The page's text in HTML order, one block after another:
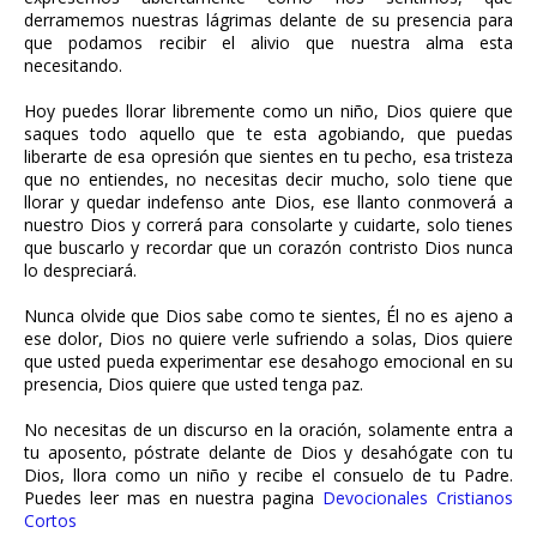
derramemos nuestras lágrimas delante de su presencia para
que podamos recibir el alivio que nuestra alma esta
necesitando.
Hoy puedes llorar libremente como un niño, Dios quiere que
saques todo aquello que te esta agobiando, que puedas
liberarte de esa opresión que sientes en tu pecho, esa tristeza
que no entiendes, no necesitas decir mucho, solo tiene que
llorar y quedar indefenso ante Dios, ese llanto conmoverá a
nuestro Dios y correrá para consolarte y cuidarte, solo tienes
que buscarlo y recordar que un corazón contristo Dios nunca
lo despreciará.
Nunca olvide que Dios sabe como te sientes, Él no es ajeno a
ese dolor, Dios no quiere verle sufriendo a solas, Dios quiere
que usted pueda experimentar ese desahogo emocional en su
presencia, Dios quiere que usted tenga paz.
No necesitas de un discurso en la oración, solamente entra a
tu aposento, póstrate delante de Dios y desahógate con tu
Dios, llora como un niño y recibe el consuelo de tu Padre.
Puedes leer mas en nuestra pagina Devocionales Cristianos
Cortos